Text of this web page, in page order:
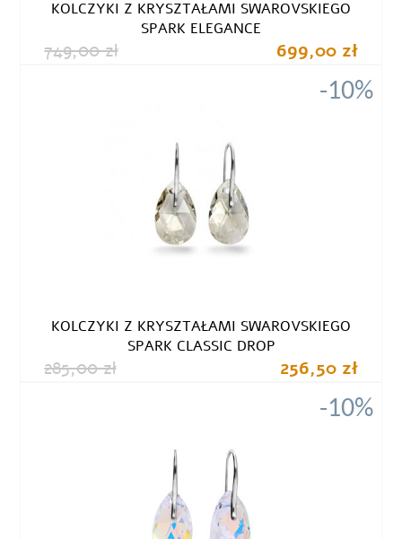
KOLCZYKI Z KRYSZTAŁAMI SWAROVSKIEGO
SPARK ELEGANCE
749,00 zł 699,00 zł
-10%
KOLCZYKI Z KRYSZTAŁAMI SWAROVSKIEGO
SPARK CLASSIC DROP
285,00 zł 256,50 zł
-10%